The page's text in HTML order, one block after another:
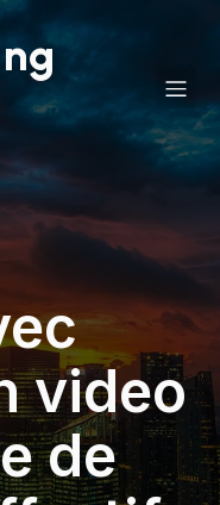
video
de